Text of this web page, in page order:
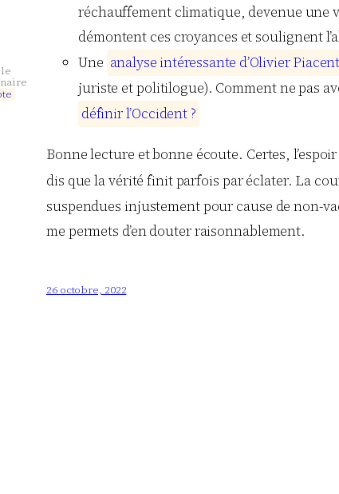
réchauffement climatique, devenue une
démontent ces croyances et soulignent
Une analyse intéressante d’OlivierPiacent
juriste et politilogue). Comment ne pas
définirl’Occident ?
te
Bonne lecture et bonne écoute. Certes,
dis que la vérité finit parfois par éclater. La
suspendues injustement pour cause de non-
me permets d’en douter raisonnablement.
26 octobre, 2022